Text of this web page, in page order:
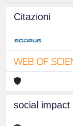
Citazioni
social impact